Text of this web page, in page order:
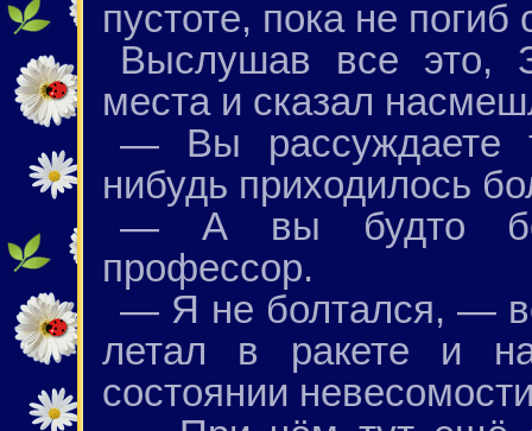
пустоте, пока не погиб
Выслушав все это,
места и сказал
— Вы рассуждаете
нибудь приходилось
— А вы будто
профессор.
— Я не болтался, —
летал в ракете и
состоянии